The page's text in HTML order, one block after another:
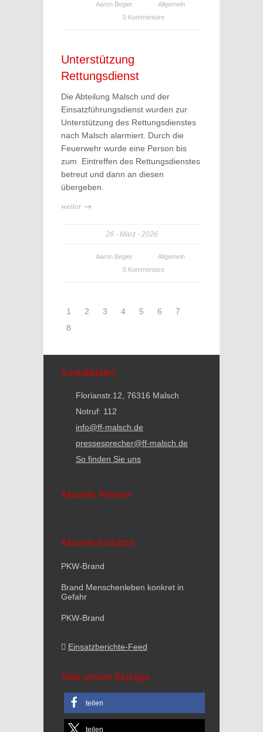
Aaron Begier
Allgemein
0 Kommentare
Unterstützung
Rettungsdienst
Die Abteilung Malsch und der
Einsatzführungsdienst wurden zur
Unterstützung des Rettungsdienstes
nach Malsch alarmiert. Durch die
Feuerwehr wurde eine Person bis
zum Eintreffen des Rettungsdienstes
betreut und dann an diesen
übergeben.
weiter →
26 März 2026
Aaron Begier
Allgemein
0 Kommentare
1 2 3 4 5 6
7
8
Kontaktdaten
Florianstr.12, 76316 Malsch
Notruf: 112
info@ff-malsch.de
pressesprecher@ff-malsch.de
So finden Sie uns
Aktuelle Termine
Aktuelle Einsätze
PKW-Brand
Brand Menschenleben konkret in
Gefahr
PKW-Brand
Einsatzberichte-Feed
Teile unsere Beiträge
teilen
teilen